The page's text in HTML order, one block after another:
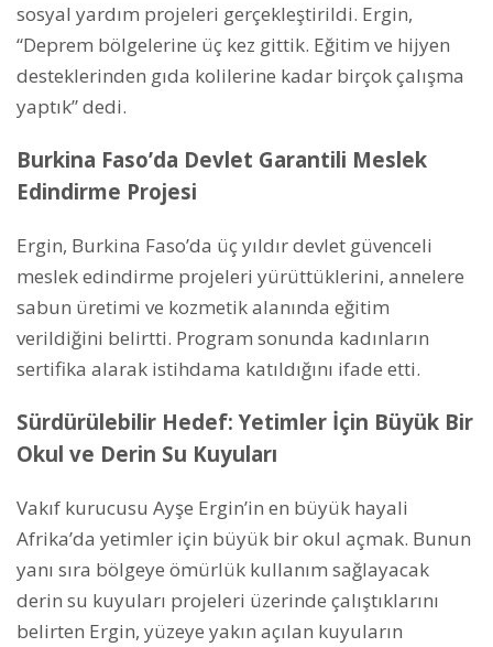
sosyal yardım projeleri gerçekleştirildi. Ergin,
“Deprem bölgelerine üç kez gittik. Eğitim ve hijyen
desteklerinden gıda kolilerine kadar birçok çalışma
yaptık” dedi.
Burkina Faso’da Devlet Garantili Meslek
Edindirme Projesi
Ergin, Burkina Faso’da üç yıldır devlet güvenceli
meslek edindirme projeleri yürüttüklerini, annelere
sabun üretimi ve kozmetik alanında eğitim
verildiğini belirtti. Program sonunda kadınların
sertifika alarak istihdama katıldığını ifade etti.
Sürdürülebilir Hedef: Yetimler İçin Büyük Bir
Okul ve Derin Su Kuyuları
Vakıf kurucusu Ayşe Ergin’in en büyük hayali
Afrika’da yetimler için büyük bir okul açmak. Bunun
yanı sıra bölgeye ömürlük kullanım sağlayacak
derin su kuyuları projeleri üzerinde çalıştıklarını
belirten Ergin, yüzeye yakın açılan kuyuların